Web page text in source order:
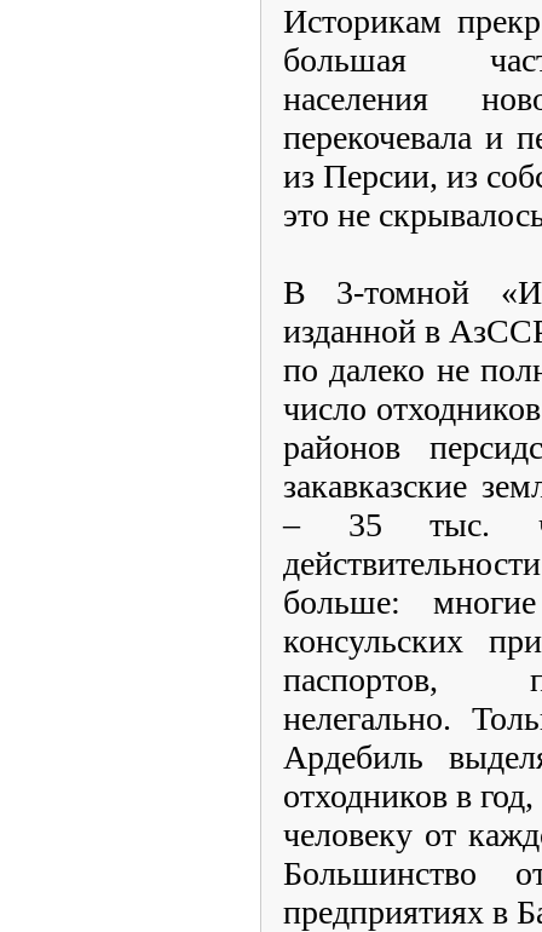
Историкам
большая
населения
перекочевала и
из Персии, из
это не
В 3-томной
изданной в
по далеко не
число
районов
закавказские
– 35 тыс.
больше:
консульских
паспортов,
нелегально.
Ардебиль
отходников в
человеку от
Большинство
предприятиях в